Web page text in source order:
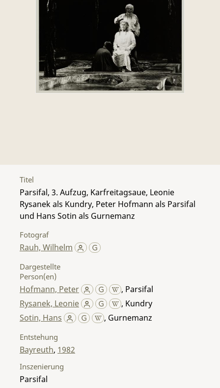
Titel
Parsifal, 3. Aufzug, Karfreitagsaue, Leonie
Rysanek als Kundry, Peter Hofmann als Parsifal
und Hans Sotin als Gurnemanz
Fotograf
Rauh, Wilhelm
Dargestellte
Person(en)
Hofmann, Peter , Parsifal
Rysanek, Leonie
, Kundry
Sotin, Hans
, Gurnemanz
Entstehung
Bayreuth, 1982
Inszenierung
Parsifal